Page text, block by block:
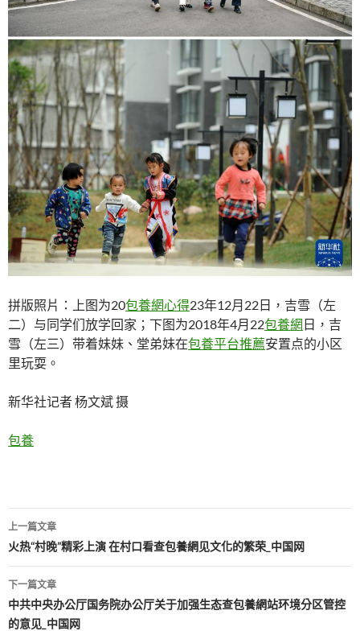
拼版照片：上图为20包養網心得23年12月22日，吉雪（左
二）与同学们放学回家；下图为2018年4月22包養網日，吉
雪（左三）带着妹妹、堂弟妹在包養平台推薦安置点的小区
里玩耍。
新华社记者 杨文斌 摄
包養
文
章
導
覽
上一篇文章
火热“村晚”精彩上演 在村口看查包養網见文化的繁荣_中国网
下一篇文章
中共中央办公厅国务院办公厅关于加强生态查包養網站环境分区管控
的意见_中国网